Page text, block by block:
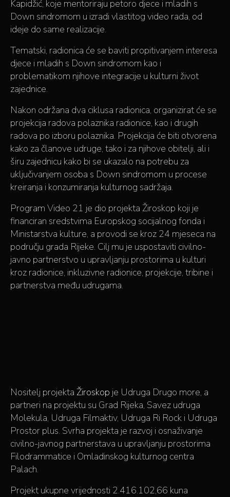
Kapidžić, koje mentoriraju petoro djece i mladih s
Down sindromom u izradi vlastitog video rada, od
ideje do same realizacije.
Tematski, radionica će se baviti propitivanjem interesa
djece i mladih s Down sindromom kao i
problematikom njihove integracije u kulturni život
zajednice.
Nakon održana dva ciklusa radionica, organizirat će se
projekcija radova polaznika radionice, kao i drugih
radova po izboru polaznika. Projekcija će biti otvorena
kako za članove udruge, tako i za njihove obitelji, ali i
širu zajednicu kako bi se ukazalo na potrebu za
uključivanjem osoba s Down sindromom u procese
kreiranja i konzumiranja kulturnog sadržaja.
Program Video 21 je dio projekta Žiroskop koji je
financiran sredstvima Europskog socijalnog fonda i
Ministarstva kulture, a provodi se kroz 24 mjeseca na
području grada Rijeke. Cilj mu je uspostaviti civilno-
javno partnerstvo u upravljanju prostorima u kulturi
kroz radionice, inkluzivne radionice, projekcije, tribine i
partnerstva među udrugama.
Nositelj projekta Žiroskop je Udruga Drugo more, a
partneri na projektu su Grad Rijeka, Savez udruga
Molekula, Udruga Filmaktiv, Udruga Ri Rock i Udruga
Prostor plus. Svrha projekta je razvoj i osnaživanje
civilno-javnog partnerstava u upravljanju prostorima
Filodrammatice i Omladinskog kulturnog centra
Palach.
Projekt ukupne vrijednosti 2.416.102,66 kuna